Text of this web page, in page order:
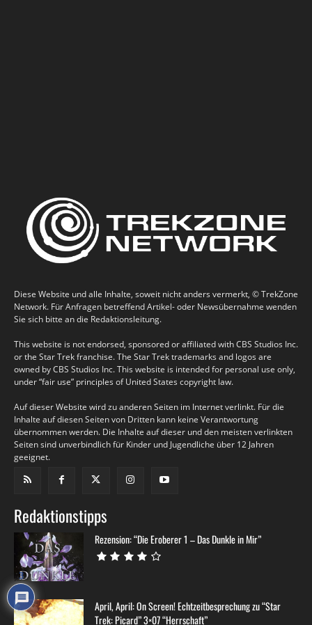
Diese Website und alle Inhalte, soweit nicht anders vermerkt, © TrekZone
Network. Für Anfragen betreffend Artikel- oder Newsübernahme wenden
Sie sich bitte an die Redaktionsleitung.
This website is not endorsed, sponsored or affiliated with CBS Studios Inc.
or the Star Trek franchise. The Star Trek trademarks and logos are
owned by CBS Studios Inc. This website is intended for personal use only,
under “fair use” principles of United States copyright law.
Auf dieser Website wird zu anderen Seiten im Internet verlinkt. Für die
Inhalte auf diesen Seiten von Dritten kann keine Verantwortung
übernommen werden. Die Inhalte auf dieser und den meisten verlinkten
Seiten sind unverbindlich für Kinder und Jugendliche über 12 Jahren
geeignet.
Redaktionstipps
Rezension: “Die Eroberer 1 – Das Dunkle in Mir”
April, April: On Screen! Echtzeitbesprechung zu “Star
Trek: Picard” 3×07 “Herrschaft”
3